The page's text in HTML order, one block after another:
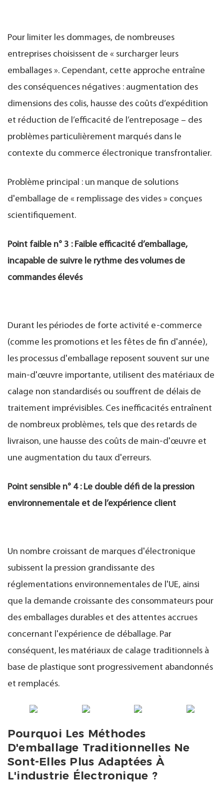
Pour limiter les dommages, de nombreuses
entreprises choisissent de « surcharger leurs
emballages ». Cependant, cette approche entraîne
des conséquences négatives : augmentation des
dimensions des colis, hausse des coûts d’expédition
et réduction de l’efficacité de l’entreposage – des
problèmes particulièrement marqués dans le
contexte du commerce électronique transfrontalier.
Problème principal : un manque de solutions
d'emballage de « remplissage des vides » conçues
scientifiquement.
Point faible n° 3 : Faible efficacité d’emballage,
incapable de suivre le rythme des volumes de
commandes élevés
Durant les périodes de forte activité e-commerce
(comme les promotions et les fêtes de fin d'année),
les processus d'emballage reposent souvent sur une
main-d'œuvre importante, utilisent des matériaux de
calage non standardisés ou souffrent de délais de
traitement imprévisibles. Ces inefficacités entraînent
de nombreux problèmes, tels que des retards de
livraison, une hausse des coûts de main-d'œuvre et
une augmentation du taux d'erreurs.
Point sensible n° 4 : Le double défi de la pression
environnementale et de l’expérience client
Un nombre croissant de marques d'électronique
subissent la pression grandissante des
réglementations environnementales de l'UE, ainsi
que la demande croissante des consommateurs pour
des emballages durables et des attentes accrues
concernant l'expérience de déballage. Par
conséquent, les matériaux de calage traditionnels à
base de plastique sont progressivement abandonnés
et remplacés.
Pourquoi Les Méthodes
D'emballage Traditionnelles Ne
Sont-Elles Plus Adaptées À
L'industrie Électronique ?